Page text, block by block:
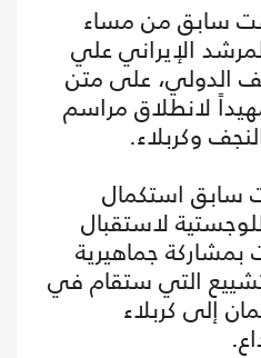
سابق من مساء
الإيراني علي
الدولي، على متن
لانطلاق مراسم
وكربلاء.
سابق استكمال
لاستقبال
جماهيرية
التي ستقام في
إلى كربلاء